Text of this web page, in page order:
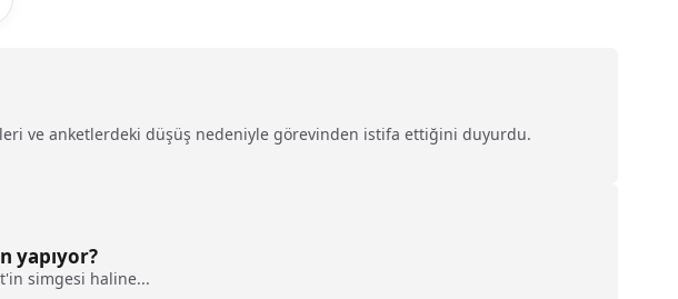
ve anketlerdeki düşüş nedeniyle görevinden istifa ettiğini duyurdu.
yapıyor?
simgesi haline...